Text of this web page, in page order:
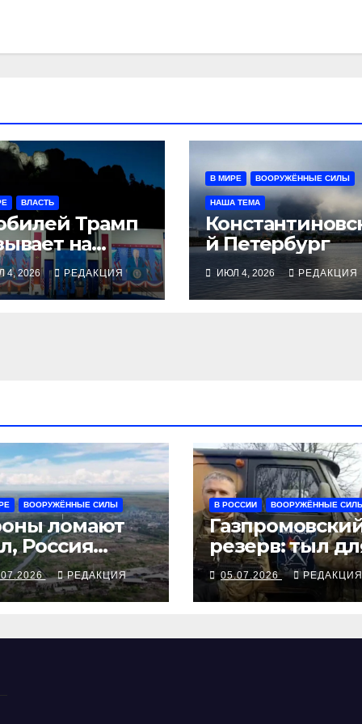
ВЛАСТЬ
Трамп
на
с
4, 2026 РЕДАКЦИЯ
В МИРЕ ВООРУЖЁННЫЕ СИЛЫ
НАША ТЕМА
й Петербург
ИЮЛ 4, 2026 РЕДАКЦИЯ
ВООРУЖЁННЫЕ СИЛЫ
ломают
Россия
РЕДАКЦИЯ
В РОССИИ ВООРУЖЁННЫЕ
резерв: тыл
своих
05.07.2026 РЕДАКЦИЯ